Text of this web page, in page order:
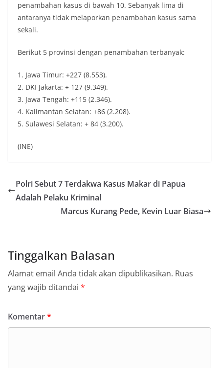
penambahan kasus di bawah 10. Sebanyak lima di
antaranya tidak melaporkan penambahan kasus sama
sekali.
Berikut 5 provinsi dengan penambahan terbanyak:
1. Jawa Timur: +227 (8.553).
2. DKI Jakarta: + 127 (9.349).
3. Jawa Tengah: +115 (2.346).
4. Kalimantan Selatan: +86 (2.208).
5. Sulawesi Selatan: + 84 (3.200).
(INE)
Polri Sebut 7 Terdakwa Kasus Makar di Papua
Adalah Pelaku Kriminal
Marcus Kurang Pede, Kevin Luar Biasa
Tinggalkan Balasan
Alamat email Anda tidak akan dipublikasikan. Ruas
yang wajib ditandai *
Komentar*